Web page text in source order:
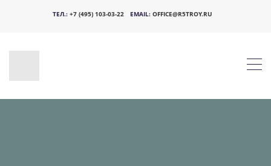
ТЕЛ.: +7 (495) 103-03-22 EMAIL: OFFICE@R5TROY.RU